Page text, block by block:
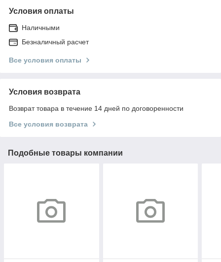
Условия оплаты
Наличными
Безналичный расчет
Все условия оплаты
Условия возврата
Возврат товара в течение 14 дней по договоренности
Все условия возврата
Подобные товары компании